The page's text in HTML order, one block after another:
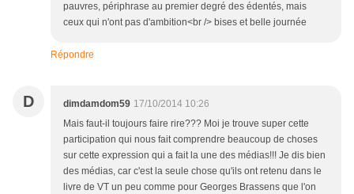
pauvres, périphrase au premier degré des édentés, mais
ceux qui n'ont pas d'ambition<br /> bises et belle journée
Répondre
D dimdamdom59 17/10/2014 10:26
Mais faut-il toujours faire rire??? Moi je trouve super cette
participation qui nous fait comprendre beaucoup de choses
sur cette expression qui a fait la une des médias!!! Je dis bien
des médias, car c'est la seule chose qu'ils ont retenu dans le
livre de VT un peu comme pour Georges Brassens que l'on